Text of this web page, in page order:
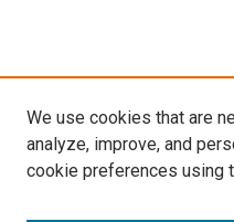
We use cookies that are
analyze, improve, and
cookie preferences using